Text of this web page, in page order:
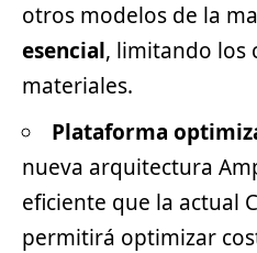
otros modelos de la
esencial, limitando los
materiales.
Plataforma
nueva arquitectura
eficiente que la actual
permitirá optimizar